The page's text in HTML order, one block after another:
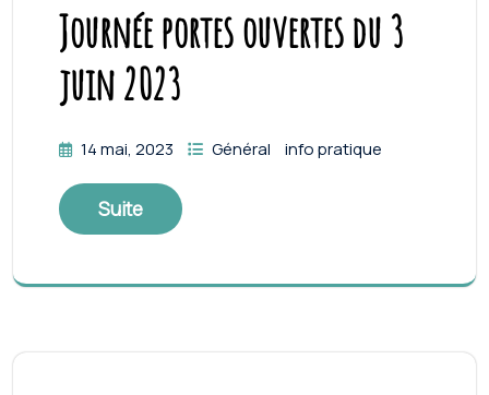
Journée portes ouvertes du 3
juin 2023
14 mai, 2023 Général info pratique
Suite